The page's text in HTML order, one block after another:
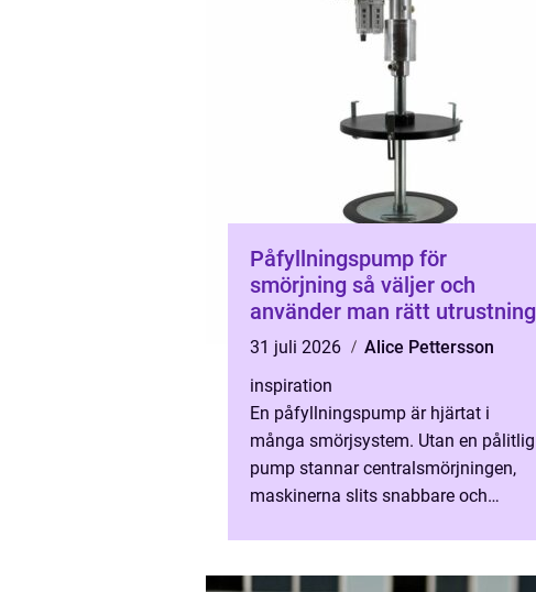
Påfyllningspump för
smörjning så väljer och
använder man rätt utrustning
31 juli 2026
Alice Pettersson
inspiration
En påfyllningspump är hjärtat i
många smörjsystem. Utan en pålitlig
pump stannar centralsmörjningen,
maskinerna slits snabbare och